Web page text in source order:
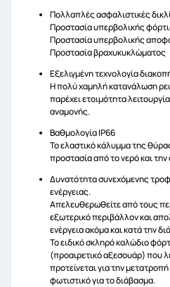
Πολλαπλές ασφαλιστικές
Προστασία υπερβολικής
Προστασία υπερβολικής
Προστασία βραχυκυκλώματος
Εξελιγμένη τεχνολογία
Η πολύ χαμηλή κατανάλωση
παρέχει ετοιμότητα
αναμονής.
Βαθμολογία IP66
Το ελαστικό κάλυμμα της
προστασία από το νερό και την
Δυνατότητα συνεχόμενης
ενέργειας.
Απελευθερωθείτε από τους
εξωτερικό περιβάλλον και
ενέργεια ακόμα και κατά την
Το ειδικό σκληρό καλώδιο
(προαιρετικό αξεσουάρ) που
προτείνεται για την
φωτιστικό για το διάβασμα.